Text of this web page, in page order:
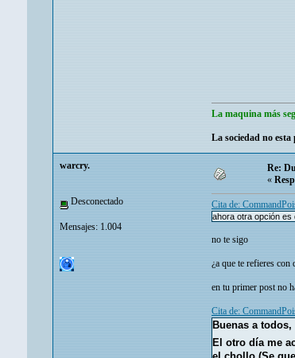
La maquina más
La sociedad no
warcry.
Desconectado
Mensajes: 1.004
Re:
«
Cita de:
ahora otra opción es
no te sigo
¿a que te refieres con
en tu primer post no
Cita de:
Buenas a todos,
El otro día me